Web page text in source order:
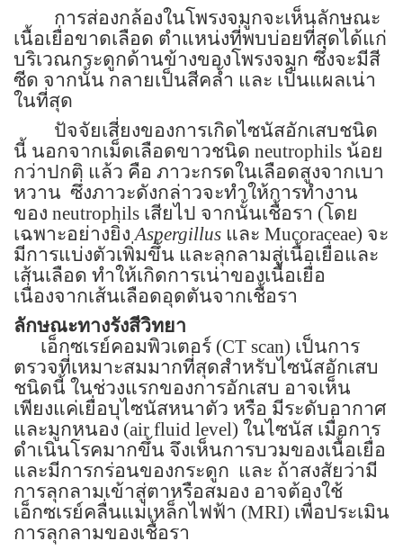
การส่องกล้องในโพรงจมูกจะเห็นลักษณะ
เนื้อเยื่อขาดเลือด ตำแหน่งที่พบบ่อยที่สุดได้แก่
บริเวณกระดูกด้านข้างของโพรงจมูก ซึ่งจะมีสี
ซีด จากนั้น กลายเป็นสีคล้ำ และ เป็นแผลเน่า
ในที่สุด
ปัจจัยเสี่ยงของการเกิดไซนัสอักเสบชนิด
นี้ นอกจากเม็ดเลือดขาวชนิด neutrophils น้อย
กว่าปกติ แล้ว คือ ภาวะกรดในเลือดสูงจากเบา
หวาน ซึ่งภาวะดังกล่าวจะทำให้การทำงาน
ของ neutrophils เสียไป จากนั้นเชื้อรา (โดย
เฉพาะอย่างยิ่งAspergillus และ Mucoraceae) จะ
มีการแบ่งตัวเพิ่มขึ้น และลุกลามสู่เนื้อเยื่อและ
เส้นเลือด ทำให้เกิดการเน่าของเนื้อเยื่อ
เนื่องจากเส้นเลือดอุดตันจากเชื้อรา
ลักษณะทางรังสีวิทยา
เอ็กซเรย์คอมพิวเตอร์ (CT scan) เป็นการ
ตรวจที่เหมาะสมมากที่สุดสำหรับไซนัสอักเสบ
ชนิดนี้ ในช่วงแรกของการอักเสบ อาจเห็น
เพียงแค่เยื่อบุไซนัสหนาตัว หรือ มีระดับอากาศ
และมูกหนอง (air fluid level) ในไซนัส เมื่อการ
ดำเนินโรคมากขึ้น จึงเห็นการบวมของเนื้อเยื่อ
และมีการกร่อนของกระดูก และ ถ้าสงสัยว่ามี
การลุกลามเข้าสู่ตาหรือสมอง อาจต้องใช้
เอ็กซเรย์คลื่นแม่เหล็กไฟฟ้า (MRI) เพื่อประเมิน
การลุกลามของเชื้อรา